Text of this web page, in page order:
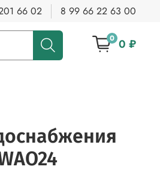
66 02 8 99 66 22 63 00
0 0 ₽